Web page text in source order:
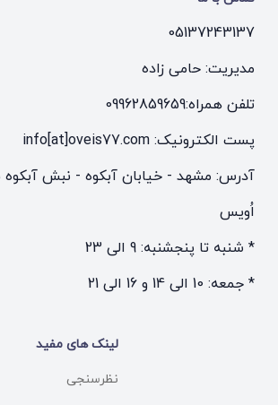
05137243137
مدیریت: حامی زاده
تلفن همراه:09962859659
پست الکترونیک: info[at]oveis77.com
اُویس
* شنبه تا پنجشنبه: 9 الی 23
* جمعه: 10 الی 14 و 16 الی 21
لینک های مفید
نظرسنجی